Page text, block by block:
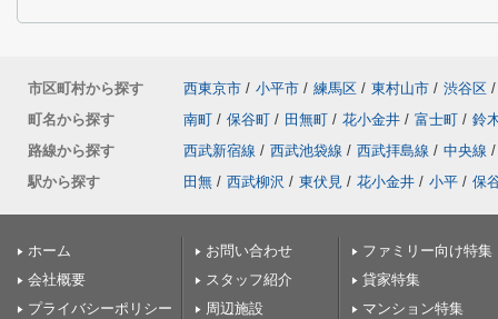
市区町村から探す 西東京市 / 小平市 / 練馬区 / 東村山市 / 渋谷区 /
町名から探す
南町 / 保谷町 / 田無町 / 花小金井 / 富士町 / 鈴
路線から探す
西武新宿線 / 西武池袋線 / 西武拝島線 / 中央線 /
駅から探す
田無 / 西武柳沢 / 東伏見 / 花小金井 / 小平 / 保
ホーム
会社概要
プライバシーポリシー
お問い合わせ
スタッフ紹介
周辺施設
ファミリー向け特集
貸家特集
マンション特集